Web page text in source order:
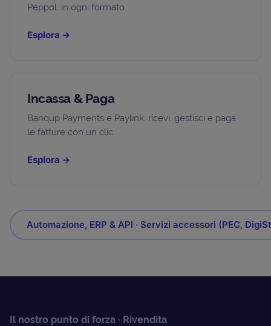
Peppol, in ogni formato.
Esplora →
Incassa & Paga
Banqup Payments e Paylink: ricevi, gestisci e paga
le fatture con un clic.
Esplora →
Automazione, ERP & API · Servizi accessori (PEC,
Il nostro punto di forza · Rivendita